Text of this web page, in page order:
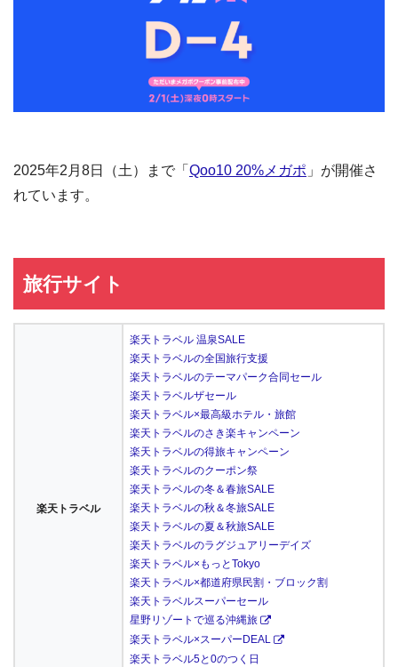
2025年2月8日（土）まで「 Qoo10 20%メガポ 」が開催さ
れています。
旅行サイト
楽天トラベル
楽天トラベル 温泉SALE
楽天トラベルの全国旅行支援
楽天トラベルのテーマパーク合同セール
楽天トラベルザセール
楽天トラベル×最高級ホテル・旅館
楽天トラベルのさき楽キャンペーン
楽天トラベルの得旅キャンペーン
楽天トラベルのクーポン祭
楽天トラベルの冬＆春旅SALE
楽天トラベルの秋＆冬旅SALE
楽天トラベルの夏＆秋旅SALE
楽天トラベルのラグジュアリーデイズ
楽天トラベル×もっとTokyo
楽天トラベル×都道府県民割・ブロック割
楽天トラベルスーパーセール
星野リゾートで巡る沖縄旅
楽天トラベル×スーパーDEAL
楽天トラベル5と0のつく日